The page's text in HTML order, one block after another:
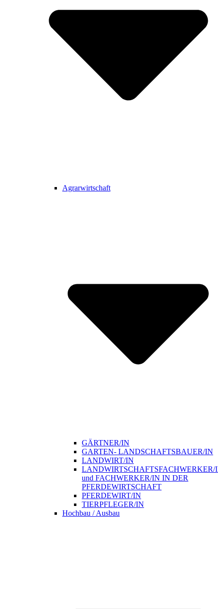
Agrarwirtschaft
GÄRTNER/IN
GARTEN- LANDSCHAFTSBAUER/IN
LANDWIRT/IN
LANDWIRTSCHAFTSFACHWERKER/
und FACHWERKER/IN IN DER
PFERDEWIRTSCHAFT
PFERDEWIRT/IN
TIERPFLEGER/IN
Hochbau / Ausbau